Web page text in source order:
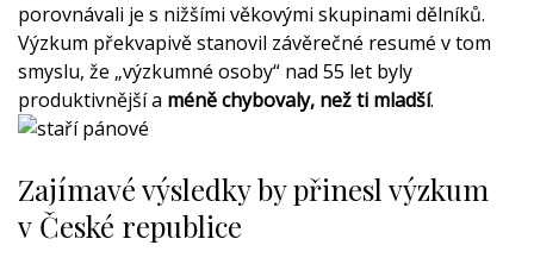
porovnávali je s nižšími věkovými skupinami dělníků.
Výzkum překvapivě stanovil závěrečné resumé v tom
smyslu, že „výzkumné osoby“ nad 55 let byly
produktivnější a méně chybovaly, než ti mladší.
Zajímavé výsledky by přinesl výzkum
v České republice